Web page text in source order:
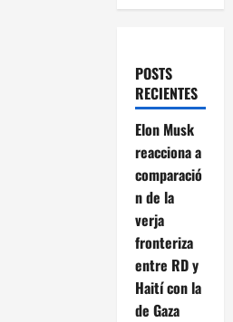
POSTS
RECIENTES
Elon Musk
reacciona a
comparació
n de la
verja
fronteriza
entre RD y
Haití con la
de Gaza